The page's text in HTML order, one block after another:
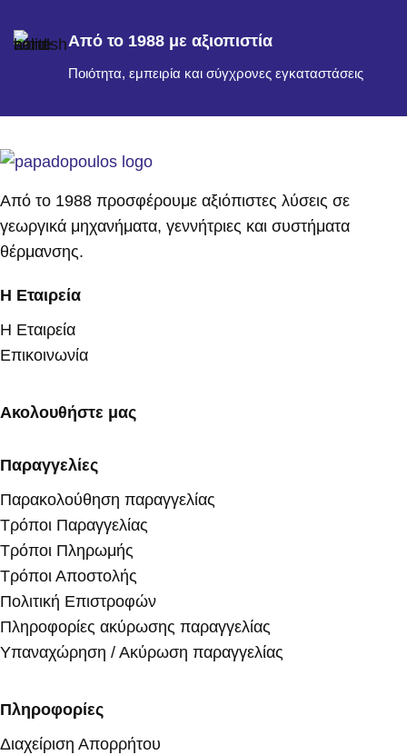
Από το 1988 με αξιοπιστία
Ποιότητα, εμπειρία και σύγχρονες εγκαταστάσεις
Από το 1988 προσφέρουμε αξιόπιστες λύσεις σε
γεωργικά μηχανήματα, γεννήτριες και συστήματα
θέρμανσης.
Η Εταιρεία
Η Εταιρεία
Επικοινωνία
Ακολουθήστε μας
Παραγγελίες
Παρακολούθηση παραγγελίας
Τρόποι Παραγγελίας
Τρόποι Πληρωμής
Τρόποι Αποστολής
Πολιτική Επιστροφών
Πληροφορίες ακύρωσης παραγγελίας
Υπαναχώρηση / Ακύρωση παραγγελίας
Πληροφορίες
Διαχείριση Απορρήτου